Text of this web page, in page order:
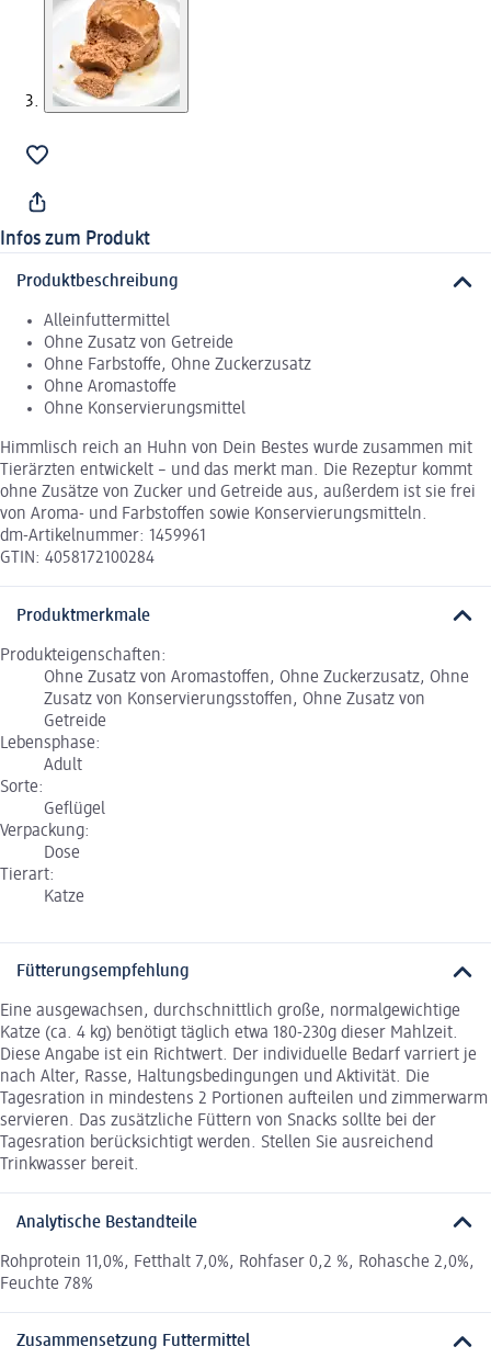
Infos zum Produkt
Produktbeschreibung
Alleinfuttermittel
Ohne Zusatz von Getreide
Ohne Farbstoffe, Ohne Zuckerzusatz
Ohne Aromastoffe
Ohne Konservierungsmittel
Himmlisch reich an Huhn von Dein Bestes wurde zusammen mit
Tierärzten entwickelt – und das merkt man. Die Rezeptur kommt
ohne Zusätze von Zucker und Getreide aus, außerdem ist sie frei
von Aroma- und Farbstoffen sowie Konservierungsmitteln.
dm-Artikelnummer: 1459961
GTIN: 4058172100284
Produktmerkmale
Produkteigenschaften:
Ohne Zusatz von Aromastoffen, Ohne Zuckerzusatz, Ohne
Zusatz von Konservierungsstoffen, Ohne Zusatz von
Getreide
Lebensphase:
Adult
Sorte:
Geflügel
Verpackung:
Dose
Tierart:
Katze
Fütterungsempfehlung
Eine ausgewachsen, durchschnittlich große, normalgewichtige
Katze (ca. 4 kg) benötigt täglich etwa 180-230g dieser Mahlzeit.
Diese Angabe ist ein Richtwert. Der individuelle Bedarf varriert je
nach Alter, Rasse, Haltungsbedingungen und Aktivität. Die
Tagesration in mindestens 2 Portionen aufteilen und zimmerwarm
servieren. Das zusätzliche Füttern von Snacks sollte bei der
Tagesration berücksichtigt werden. Stellen Sie ausreichend
Trinkwasser bereit.
Analytische Bestandteile
Rohprotein 11,0%, Fetthalt 7,0%, Rohfaser 0,2 %, Rohasche 2,0%,
Feuchte 78%
Zusammensetzung Futtermittel